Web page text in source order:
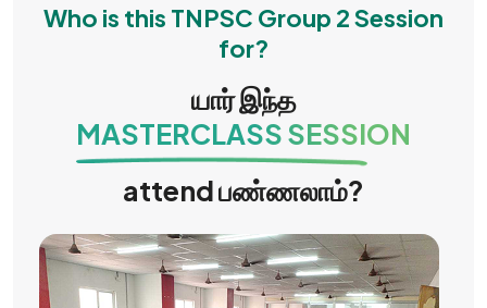
Who is this TNPSC Group 2 Session
for?
யார் இந்த
MASTERCLASS SESSION
attend பண்ணலாம்?